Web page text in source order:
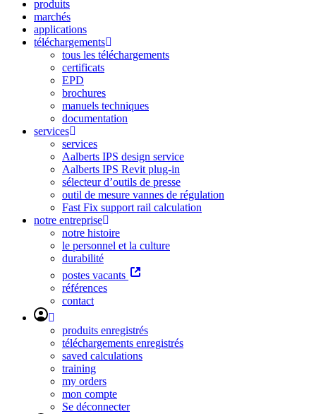
produits
marchés
applications
téléchargements
tous les téléchargements
certificats
EPD
brochures
manuels techniques
documentation
services
services
Aalberts IPS design service
Aalberts IPS Revit plug-in
sélecteur d’outils de presse
outil de mesure vannes de régulation
Fast Fix support rail calculation
notre entreprise
notre histoire
le personnel et la culture
durabilité
postes vacants
références
contact
produits enregistrés
téléchargements enregistrés
saved calculations
training
my orders
mon compte
Se déconnecter